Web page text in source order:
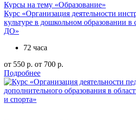
Курсы на тему «Образование»
Курс «Организация деятельности
культуре в дошкольном образовании
ДО»
72 часа
от 550 р. от 700 р.
Подробнее